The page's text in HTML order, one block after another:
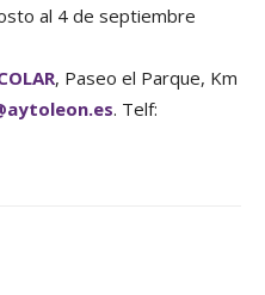
al 4 de septiembre
, Paseo el Parque, Km
. Telf: